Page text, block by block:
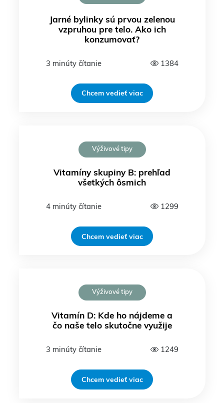
Jarné bylinky sú prvou zelenou
vzpruhou pre telo. Ako ich
konzumovať?
3 minúty čítanie 1384
Chcem vedieť viac
Výživové tipy
Vitamíny skupiny B: prehľad
všetkých ôsmich
4 minúty čítanie 1299
Chcem vedieť viac
Výživové tipy
Vitamín D: Kde ho nájdeme a
čo naše telo skutočne využije
3 minúty čítanie 1249
Chcem vedieť viac